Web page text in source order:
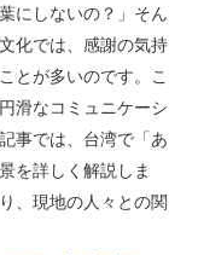
にしないの？」そん
化では、感謝の気持
とが多いのです。こ
滑なコミュニケーシ
事では、台湾で「あ
を詳しく解説しま
、現地の人々との関